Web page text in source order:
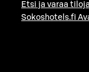
Etsi ja varaa tiloja
Sokoshotels.fi